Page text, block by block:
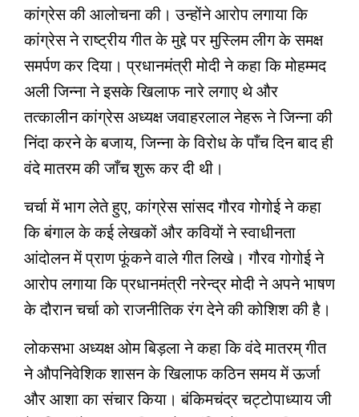
कांग्रेस की आलोचना की। उन्होंने आरोप लगाया कि
कांग्रेस ने राष्ट्रीय गीत के मुद्दे पर मुस्लिम लीग के समक्ष
समर्पण कर दिया। प्रधानमंत्री मोदी ने कहा कि मोहम्मद
अली जिन्ना ने इसके खिलाफ नारे लगाए थे और
तत्कालीन कांग्रेस अध्यक्ष जवाहरलाल नेहरू ने जिन्ना की
निंदा करने के बजाय, जिन्ना के विरोध के पाँच दिन बाद ही
वंदे मातरम की जाँच शुरू कर दी थी।
चर्चा में भाग लेते हुए, कांग्रेस सांसद गौरव गोगोई ने कहा
कि बंगाल के कई लेखकों और कवियों ने स्‍वाधीनता
आंदोलन में प्राण फूंकने वाले गीत लिखे। गौरव गोगोई ने
आरोप लगाया कि प्रधानमंत्री नरेन्‍द्र मोदी ने अपने भाषण
के दौरान चर्चा को राजनीतिक रंग देने की कोशिश की है।
लोकसभा अध्यक्ष ओम बिड़ला ने कहा कि वंदे मातरम् गीत
ने औपनिवेशिक शासन के खिलाफ कठिन समय में ऊर्जा
और आशा का संचार किया। बंकिमचंद्र चट्टोपाध्‍याय जी